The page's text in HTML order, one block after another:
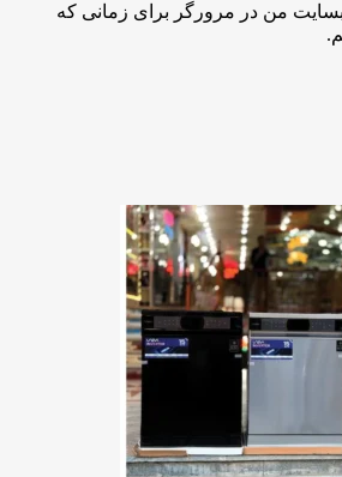
من در مرورگر برای زمانی که